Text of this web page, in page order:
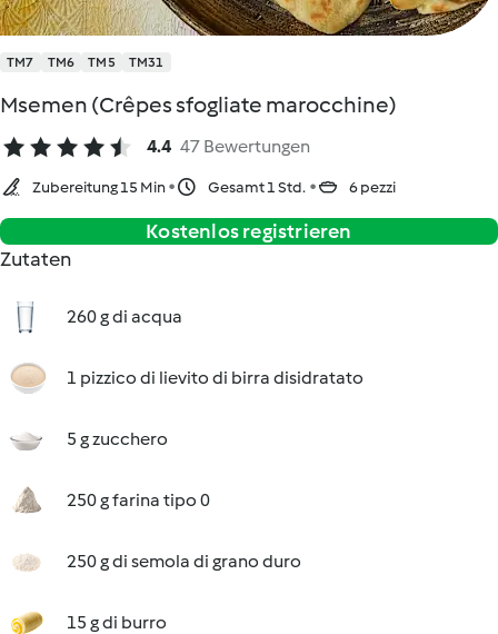
TM7 TM6 TM5 TM31
Msemen (Crêpes sfogliate marocchine)
4.4 47 Bewertungen
Zubereitung 15 Min Gesamt 1 Std. 6 pezzi
Kostenlos registrieren
Zutaten
260 g di acqua
1 pizzico di lievito di birra disidratato
5 g zucchero
250 g farina tipo 0
250 g di semola di grano duro
15 g di burro